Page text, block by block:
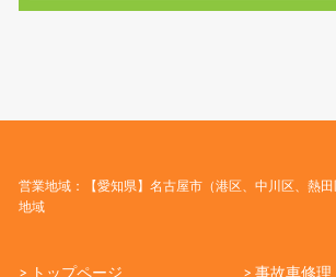
営業地域：【愛知県】名古屋市（港区、中川区、熱
地域
> トップページ > 事故車修理